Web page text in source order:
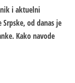
i aktuelni
od danas je
Kako navode